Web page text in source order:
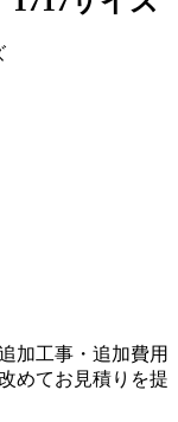
加工事・追加費用
めてお見積りを提